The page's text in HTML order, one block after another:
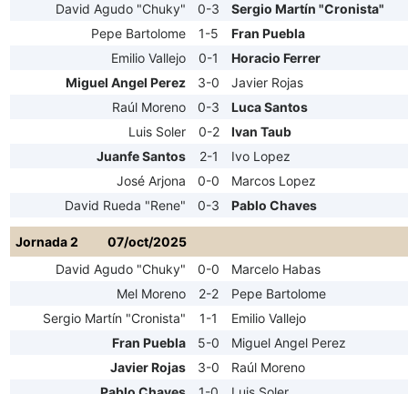
David Agudo "Chuky"
0-3
Sergio Martín "Cronista"
Pepe Bartolome
1-5
Fran Puebla
Emilio Vallejo
0-1
Horacio Ferrer
Miguel Angel Perez
3-0
Javier Rojas
Raúl Moreno
0-3
Luca Santos
Luis Soler
0-2
Ivan Taub
Juanfe Santos
2-1
Ivo Lopez
José Arjona
0-0
Marcos Lopez
David Rueda "Rene"
0-3 Pablo Chaves
Jornada 2
07/oct/2025
David Agudo "Chuky"
0-0
Marcelo Habas
Mel Moreno
2-2
Pepe Bartolome
Sergio Martín "Cronista"
1-1
Emilio Vallejo
Fran Puebla
5-0
Miguel Angel Perez
Javier Rojas
3-0
Raúl Moreno